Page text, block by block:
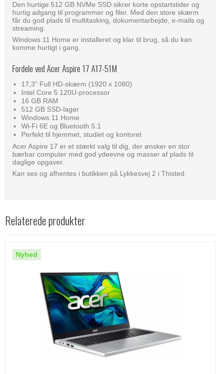
Den hurtige 512 GB NVMe SSD sikrer korte opstartstider og
hurtig adgang til programmer og filer. Med den store skærm
får du god plads til multitasking, dokumentarbejde, e-mails og
streaming.
Windows 11 Home er installeret og klar til brug, så du kan
komme hurtigt i gang.
Fordele ved Acer Aspire 17 A17-51M
17,3" Full HD-skærm (1920 x 1080)
Intel Core 5 120U-processor
16 GB RAM
512 GB SSD-lager
Windows 11 Home
Wi-Fi 6E og Bluetooth 5.1
Perfekt til hjemmet, studiet og kontoret
Acer Aspire 17 er et stærkt valg til dig, der ønsker en stor
bærbar computer med god ydeevne og masser af plads til
daglige opgaver.
Kan ses og afhentes i butikken på Lykkesvej 2 i Thisted.
Relaterede produkter
Nyhed